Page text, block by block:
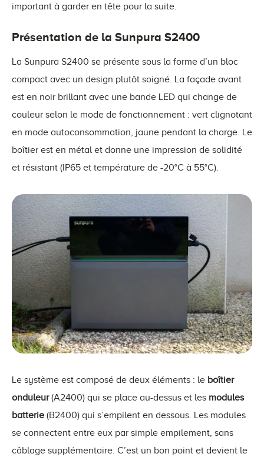
important à garder en tête pour la suite.
Présentation de la Sunpura S2400
La Sunpura S2400 se présente sous la forme d’un bloc
compact avec un design plutôt soigné. La façade avant
est en noir brillant avec une bande LED qui change de
couleur selon le mode de fonctionnement : vert clignotant
en mode autoconsommation, jaune pendant la charge. Le
boîtier est en métal et donne une impression de solidité
et résistant (IP65 et température de -20°C à 55°C).
Le système est composé de deux éléments : le boîtier
onduleur(A2400) qui se place au-dessus et les modules
batterie (B2400) qui s’empilent en dessous. Les modules
se connectent entre eux par simple empilement, sans
câblage supplémentaire. C’est un bon point et devient le